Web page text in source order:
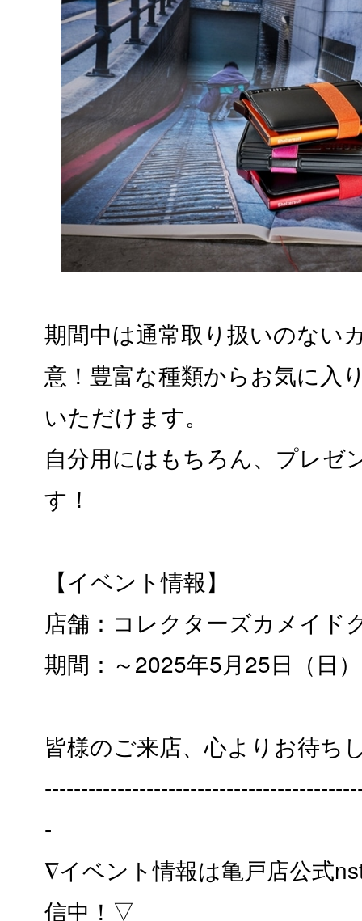
期間中は通常取り扱いのない
意！豊富な種類からお気に入
いただけます。
自分用にはもちろん、プレゼ
す！
【イベント情報】
店舗：コレクターズカメイド
期間：～2025年5月25日（日）
皆様のご来店、心よりお待ち
-
∇イベント情報は亀戸店公式
信中！▽